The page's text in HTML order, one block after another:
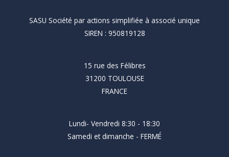
SASU Société par actions simplifiée à associé unique
SIREN : 950819128
15 rue des Félibres
31200 TOULOUSE
FRANCE
Lundi- Vendredi 8:30 - 18:30
Samedi et dimanche - FERMÉ